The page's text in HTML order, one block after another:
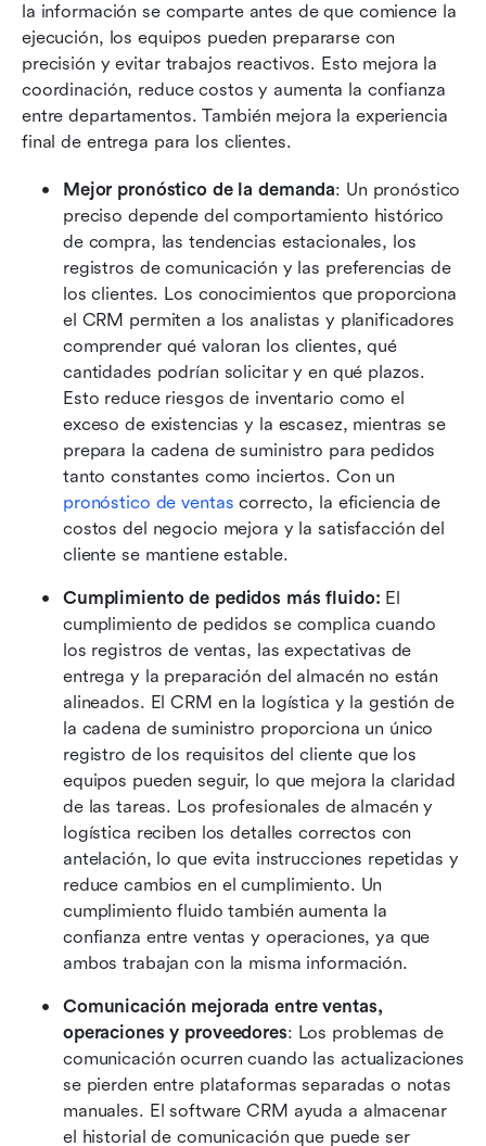
la información se comparte antes de que comience la
ejecución, los equipos pueden prepararse con
precisión y evitar trabajos reactivos. Esto mejora la
coordinación, reduce costos y aumenta la confianza
entre departamentos. También mejora la experiencia
final de entrega para los clientes.
Mejor pronóstico de la demanda: Un pronóstico
preciso depende del comportamiento histórico
de compra, las tendencias estacionales, los
registros de comunicación y las preferencias de
los clientes. Los conocimientos que proporciona
el CRM permiten a los analistas y planificadores
comprender qué valoran los clientes, qué
cantidades podrían solicitar y en qué plazos.
Esto reduce riesgos de inventario como el
exceso de existencias y la escasez, mientras se
prepara la cadena de suministro para pedidos
pronóstico de ventas correcto, la eficiencia de
costos del negocio mejora y la satisfacción del
cliente se mantiene estable.
Cumplimiento de pedidos más fluido: El
cumplimiento de pedidos se complica cuando
los registros de ventas, las expectativas de
entrega y la preparación del almacén no están
alineados. El CRM en la logística y la gestión de
la cadena de suministro proporciona un único
registro de los requisitos del cliente que los
equipos pueden seguir, lo que mejora la claridad
de las tareas. Los profesionales de almacén y
logística reciben los detalles correctos con
antelación, lo que evita instrucciones repetidas y
reduce cambios en el cumplimiento. Un
cumplimiento fluido también aumenta la
confianza entre ventas y operaciones, ya que
ambos trabajan con la misma información.
Comunicación mejorada entre ventas,
operaciones y proveedores: Los problemas de
comunicación ocurren cuando las actualizaciones
se pierden entre plataformas separadas o notas
manuales. El software CRM ayuda a almacenar
el historial de comunicación que puede ser